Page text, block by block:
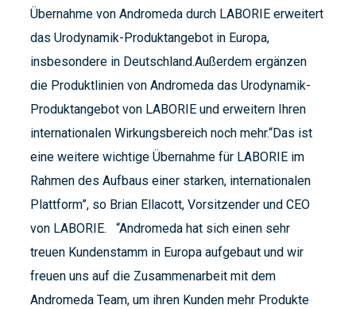
Übernahme von Andromeda durch LABORIE erweitert
das Urodynamik-Produktangebot in Europa,
insbesondere in Deutschland.Außerdem ergänzen
die Produktlinien von Andromeda das Urodynamik-
Produktangebot von LABORIE und erweitern Ihren
internationalen Wirkungsbereich noch mehr.“Das ist
eine weitere wichtige Übernahme für LABORIE im
Rahmen des Aufbaus einer starken, internationalen
Plattform”, so Brian Ellacott, Vorsitzender und CEO
von LABORIE. “Andromeda hat sich einen sehr
treuen Kundenstamm in Europa aufgebaut und wir
freuen uns auf die Zusammenarbeit mit dem
Andromeda Team, um ihren Kunden mehr Produkte